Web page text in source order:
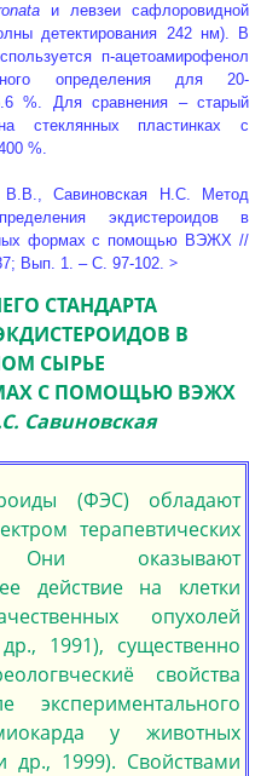
и левзеи сафлоровидной
детектирования 242 нм). В
п-ацетоамирофенол
определения для 20-
%. Для сравнения – старый
стеклянных пластинках с
%.
Савиновская Н.С. Метод
экдистероидов в
формах с помощью ВЭЖХ //
Вып. 1. – С. 97-102. >
СТАНДАРТА
В
СЫРЬЕ
С ПОМОЩЬЮ ВЭЖХ
Савuновская
(ФЭС) обладают
терапевтических
Они оказывают
действие на клетки
опухолей
1991), существенно
свойства
экспериментального
у животных
др., 1999). Свойствами